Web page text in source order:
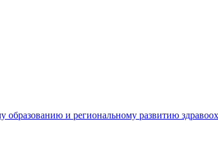
и региональному развитию